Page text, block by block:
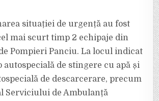
situației de urgență au fost
mai scurt timp 2 echipaje din
Pompieri Panciu. La locul indicat
autospecială de stingere cu apă și
de descarcerare, precum
Serviciului de Ambulanță